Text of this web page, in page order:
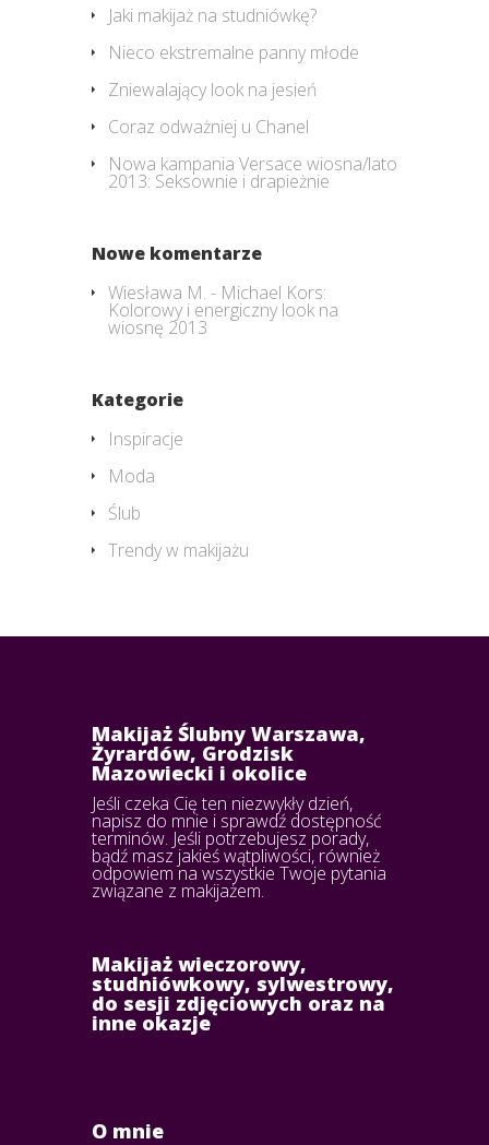
Jaki makijaż na studniówkę?
Nieco ekstremalne panny młode
Zniewalający look na jesień
Coraz odważniej u Chanel
Nowa kampania Versace wiosna/lato
2013: Seksownie i drapieżnie
Nowe komentarze
Wiesława M. - Michael Kors:
Kolorowy i energiczny look na
wiosnę 2013
Kategorie
Inspiracje
Moda
Ślub
Trendy w makijażu
Makijaż Ślubny Warszawa,
Żyrardów, Grodzisk
Mazowiecki i okolice
Jeśli czeka Cię ten niezwykły dzień,
napisz do mnie i sprawdź dostępność
terminów. Jeśli potrzebujesz porady,
bądź masz jakieś wątpliwości, również
odpowiem na wszystkie Twoje pytania
związane z makijażem.
Makijaż wieczorowy,
studniówkowy, sylwestrowy,
do sesji zdjęciowych oraz na
inne okazje
O mnie